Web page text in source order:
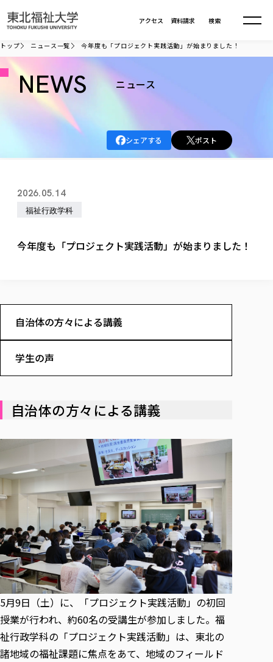
資料請求
アクセス 検索
大学について
建学の精神・教育の理念
教育方針
大学の概要
大学の歩み
大学の取り組み
社会連携・研究
一般事業主行動計画
公的資金等の不正使用の防止に関する基本方針
研究活動における不正行為の防止等に関する対応
大学広報誌「TFU Newsletter 東北福祉大学通信」
お役立ち情報（リンク集）
放射線モニタリング測定結果（国見キャンパス）
情報公開
中期事業計画
事業計画／財務・事業報告
大学評価
IR情報
教職課程における情報の公表
学部・大学院
学部・大学院TOP
福祉心理学科
共生まちづくり学部
教育学部
保健看護学科
リハビリテーション学科
医療経営管理学科
産業福祉マネジメント学科
情報福祉マネジメント学科
仏教専修科
大学院
総合福祉学研究科 社会福祉学専攻 修士課程
総合福祉学研究科 社会福祉学専攻 博士課程
総合福祉学研究科 福祉心理学専攻 修士課程
教育学研究科 教育学専攻 修士課程
通信教育部
通信制大学院 総合福祉学研究科 社会福祉学専攻 修士課程
通信制大学院 総合福祉学研究科 福祉心理学専攻 修士課程
カリキュラム（学部・大学院）
その他の就学機会
学びの特徴
学びの特徴
ICT教育
初年次教育（リエゾンゼミⅠ）
実学臨床教育（総合福祉学部のみ履修可能）
教育実践活動（教育学科学生のみ受講可能）
禅のこころ
教員紹介・業績
学びのサポート
学びのサポート
学費（学部学科）
授業料減免・奨学金等
デジタルパンフ
オープンキャンパス
東北福祉大学のキャリアサポート
東北福祉大学のキャリアサポート
進路・就職支援
採用ご担当者様へ
採用ご担当者様へ
求人の受付について
在学生の方
東北福祉大学求人・インターンシップ検索サイト（キャリタス
卒業生の方
卒業生の方
卒業後のキャリア支援体制
在学生による訪問、情報提供へのご協力のお願い
卒業生アンケート
よくあるご質問
東北福祉大学のDNA
在学生インタビュー
文化会・文化系サークル紹介
大学指定団体紹介
国際交流TOP
交換留学生 Exchange students
海外留学・研修
学生支援センター国際交流の活動
スタッフ紹介
ニュース一覧
社会連携・研究 TOP
東北福祉大学の研究活動
東北福祉大学の研究紹介
東北福祉大学の紀要・リポジトリ
教職研究
東北福祉大学教育・教職センター特別支援教育研究年報一覧
芹沢銈介美術工芸館年報
東北福祉大学機関リポジトリ
東北福祉大学オープンアクセス方針
産学・産学官連携
産学・産学官連携
「高齢者のフレイル予防及びデジタルデバイド解消に向けた
高齢者施設特化型モジュラー車いす開発
学生参加 × 産学官連携 ～ 「行学一如」の実践
社会貢献・地域連携活動
社会貢献・地域連携活動
社会貢献への取り組み
社会貢献・地域連携活動報告書
各種社会貢献活動の窓口
伝承講座「311『伝える／備える』次世代塾」
JICA草の根技術協力事業
被災地の子ども支援活動
生涯学習・社会人講座
自治体・団体等との主な協定
自治体・団体等との主な協定
研究所について
研究者のご紹介
生涯教育・キャリア教育
生涯教育・キャリア教育TOP
生涯学習・社会人講座
月例TFU実学臨床研究セミナー
特別支援教育研究室
TFU教育フォーラム
施設利用
同窓会
学内ポータルシステム
Universal Passport
トップ ニュース一覧 今年度も「プロジェクト実践活動」が始まりました！
NEWS ニュース
シェアする ポスト
2026.05.14
福祉行政学科
今年度も「プロジェクト実践活動」が始まりました！
自治体の方々による講義
学生の声
自治体の方々による講義
5月9日（土）に、「プロジェクト実践活動」の初回
授業が行われ、約60名の受講生が参加しました。福
祉行政学科の「プロジェクト実践活動」は、東北の
諸地域の福祉課題に焦点をあて、地域のフィールド